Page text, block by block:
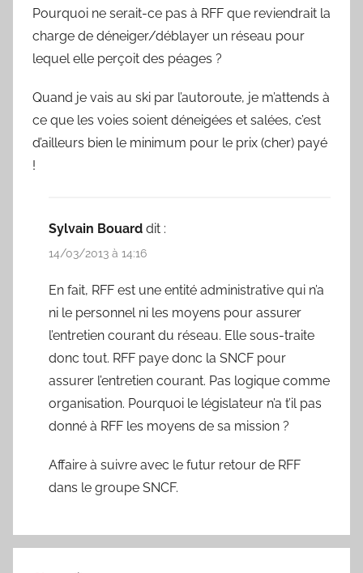
Pourquoi ne serait-ce pas à RFF que reviendrait la
charge de déneiger/déblayer un réseau pour
lequel elle perçoit des péages ?
Quand je vais au ski par l’autoroute, je m’attends à
ce que les voies soient déneigées et salées, c’est
d’ailleurs bien le minimum pour le prix (cher) payé
!
Sylvain Bouard dit :
14/03/2013 à 14:16
En fait, RFF est une entité administrative qui n’a
ni le personnel ni les moyens pour assurer
l’entretien courant du réseau. Elle sous-traite
donc tout. RFF paye donc la SNCF pour
assurer l’entretien courant. Pas logique comme
organisation. Pourquoi le législateur n’a t’il pas
donné à RFF les moyens de sa mission ?
Affaire à suivre avec le futur retour de RFF
dans le groupe SNCF.